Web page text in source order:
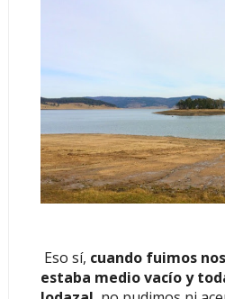
Eso sí, cuando fuimos
estaba medio vacío y